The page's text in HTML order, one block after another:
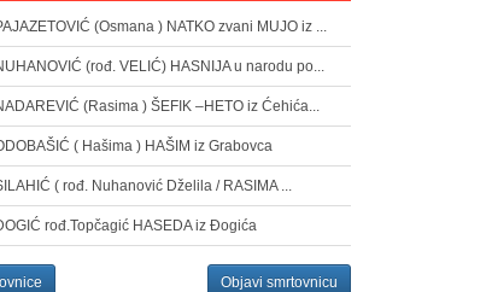
(Osmana ) NATKO zvani MUJO iz ...
(rođ. VELIĆ) HASNIJA u narodu po...
(Rasima ) ŠEFIK –HETO iz Ćehića...
( Hašima ) HAŠIM iz Grabovca
( rođ. Nuhanović Dželila / RASIMA ...
rođ.Topčagić HASEDA iz Đogića
Objavi smrtovnicu